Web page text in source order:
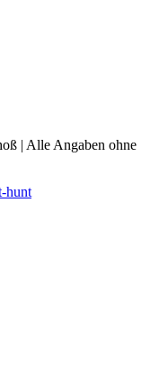
| Alle Angaben ohne
hunt